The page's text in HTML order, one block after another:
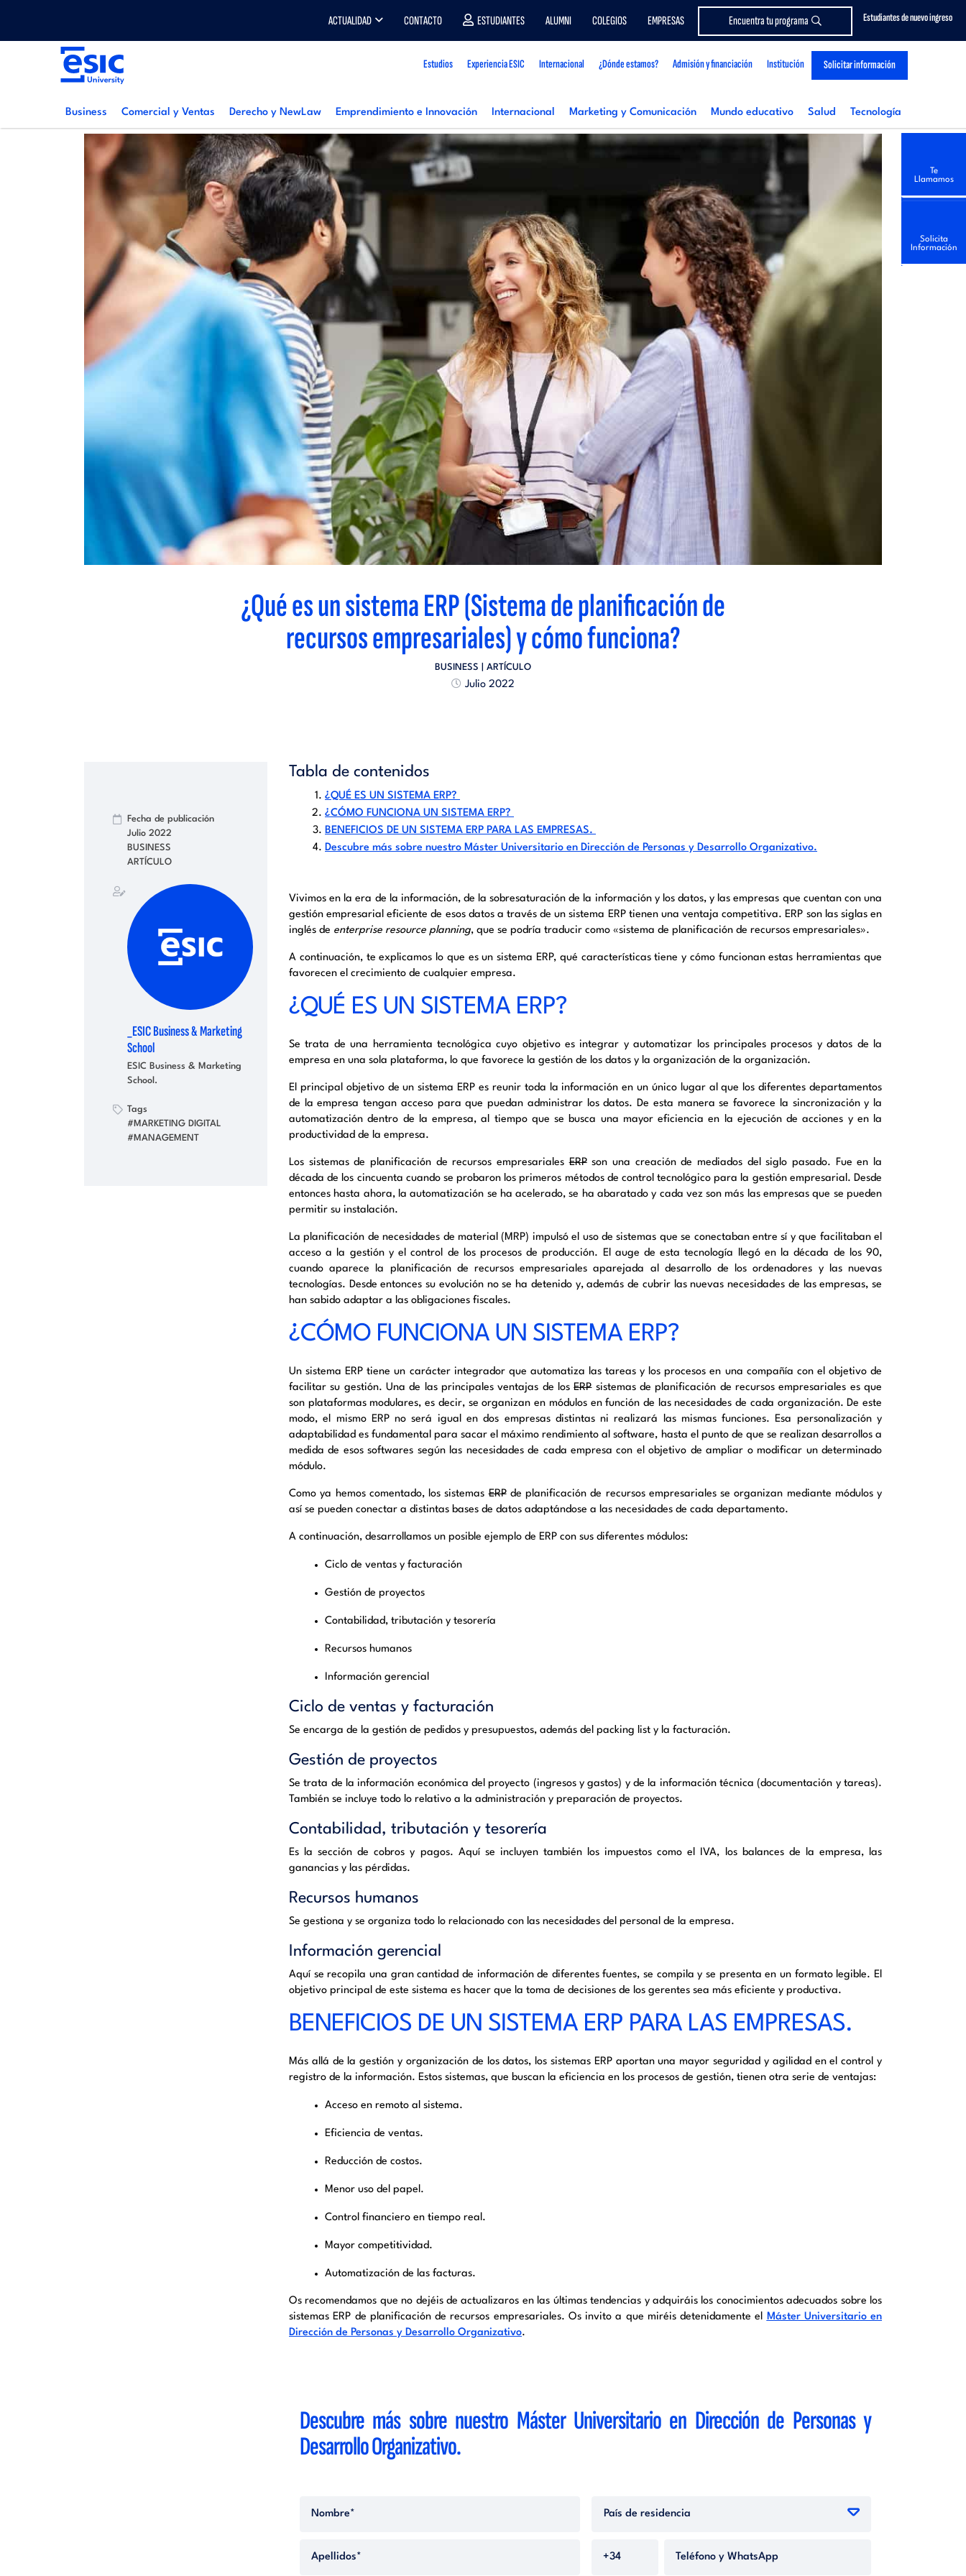
Estudiantes de nuevo ingreso
ACTUALIDAD CONTACTO ESTUDIANTES ALUMNI COLEGIOS EMPRESAS Encuentra tu programa
Estudios Experiencia ESIC Internacional ¿Dónde estamos? Admisión y financiación Institución Solicitar información
Business Comercial y Ventas Derecho y NewLaw Emprendimiento e Innovación Internacional Marketing y Comunicación Mundo educativo Salud Tecnología
¿Qué es un sistema ERP (Sistema de planificación de
recursos empresariales) y cómo funciona?
BUSINESS | ARTÍCULO
Julio 2022
Fecha de publicación
Julio 2022
BUSINESS
ARTÍCULO
_ESIC Business & Marketing
School
ESIC Business & Marketing
School.
Tags
#MARKETING DIGITAL
#MANAGEMENT
Tabla de contenidos
¿QUÉ ES UN SISTEMA ERP?
¿CÓMO FUNCIONA UN SISTEMA ERP?
BENEFICIOS DE UN SISTEMA ERP PARA LAS EMPRESAS.
Descubre más sobre nuestro Máster Universitario en Dirección de Personas y Desarrollo Organizativo.
Vivimos en la era de la información, de la sobresaturación de la información y los datos, y las empresas que cuentan con una
gestión empresarial eficiente de esos datos a través de un sistema ERP tienen una ventaja competitiva. ERP son las siglas en
inglés de enterprise resource planning, que se podría traducir como «sistema de planificación de recursos empresariales».
A continuación, te explicamos lo que es un sistema ERP, qué características tiene y cómo funcionan estas herramientas que
favorecen el crecimiento de cualquier empresa.
¿QUÉ ES UN SISTEMA ERP?
Se trata de una herramienta tecnológica cuyo objetivo es integrar y automatizar los principales procesos y datos de la
empresa en una sola plataforma, lo que favorece la gestión de los datos y la organización de la organización.
El principal objetivo de un sistema ERP es reunir toda la información en un único lugar al que los diferentes departamentos
de la empresa tengan acceso para que puedan administrar los datos. De esta manera se favorece la sincronización y la
automatización dentro de la empresa, al tiempo que se busca una mayor eficiencia en la ejecución de acciones y en la
productividad de la empresa.
Los sistemas de planificación de recursos empresariales ERPson una creación de mediados del siglo pasado. Fue en la
década de los cincuenta cuando se probaron los primeros métodos de control tecnológico para la gestión empresarial. Desde
entonces hasta ahora, la automatización se ha acelerado, se ha abaratado y cada vez son más las empresas que se pueden
permitir su instalación.
La planificación de necesidades de material (MRP) impulsó el uso de sistemas que se conectaban entre sí y que facilitaban el
acceso a la gestión y el control de los procesos de producción. El auge de esta tecnología llegó en la década de los 90,
cuando aparece la planificación de recursos empresariales aparejada al desarrollo de los ordenadores y las nuevas
tecnologías. Desde entonces su evolución no se ha detenido y, además de cubrir las nuevas necesidades de las empresas, se
han sabido adaptar a las obligaciones fiscales.
¿CÓMO FUNCIONA UN SISTEMA ERP?
Un sistema ERP tiene un carácterintegrador que automatiza las tareas y los procesos en una compañía con el objetivo de
facilitar su gestión. Una de las principales ventajas de losERPsistemas de planificación de recursos empresariales es que
son plataformas modulares, es decir, se organizan en módulos en función de las necesidades de cada organización. De este
modo,el mismo ERP no será igual en dos empresas distintas ni realizará las mismas funciones. Esa personalización y
adaptabilidad es fundamental para sacar el máximo rendimiento al software, hasta el punto de que se realizan desarrollos a
medida de esos softwares según las necesidades de cada empresa con el objetivo de ampliar o modificar un determinado
módulo.
Como ya hemos comentado, los sistemasERP de planificación de recursos empresarialesse organizan mediante módulos y
así se pueden conectar a distintas bases de datos adaptándose a las necesidades de cada departamento.
A continuación, desarrollamos un posible ejemplo de ERP con sus diferentes módulos:
Ciclo de ventas y facturación
Gestión de proyectos
Contabilidad, tributación y tesorería
Recursos humanos
Información gerencial
Ciclo de ventas y facturación
Se encarga de la gestión de pedidos y presupuestos, además del packing list y la facturación.
Gestión de proyectos
Se trata de la información económica del proyecto (ingresos y gastos) y de la información técnica (documentación y tareas).
También se incluye todo lo relativo a la administración y preparación de proyectos.
Contabilidad, tributación y tesorería
Es la sección de cobros y pagos. Aquí se incluyen también los impuestos como el IVA, los balances de la empresa, las
ganancias y las pérdidas.
Recursos humanos
Se gestiona y se organiza todo lo relacionado con las necesidades del personal de la empresa.
Información gerencial
Aquí se recopila una gran cantidad de información de diferentes fuentes, se compila y se presenta en un formato legible. El
objetivo principal de este sistema es hacer que la toma de decisiones de los gerentes sea más eficiente y productiva.
BENEFICIOS DE UN SISTEMA ERP PARA LAS EMPRESAS.
Más allá de la gestión y organización de los datos, los sistemas ERP aportan una mayor seguridad y agilidad en el control y
registro de la información. Estos sistemas, que buscan la eficiencia en los procesos de gestión, tienen otra serie de ventajas:
Acceso en remoto al sistema.
Eficiencia de ventas.
Reducción de costos.
Menor uso del papel.
Control financiero en tiempo real.
Mayor competitividad.
Automatización de las facturas.
Os recomendamos que no dejéis de actualizaros en las últimas tendencias y adquiráis los conocimientos adecuados sobre los
sistemas ERP de planificación de recursos empresariales. Os invito a que miréis detenidamente el
Máster Universitario en
Dirección de Personas y Desarrollo Organizativo.
Descubre más sobre nuestro Máster Universitario en Dirección de Personas y
Desarrollo Organizativo.
Te
Llamamos
Solicita
Información